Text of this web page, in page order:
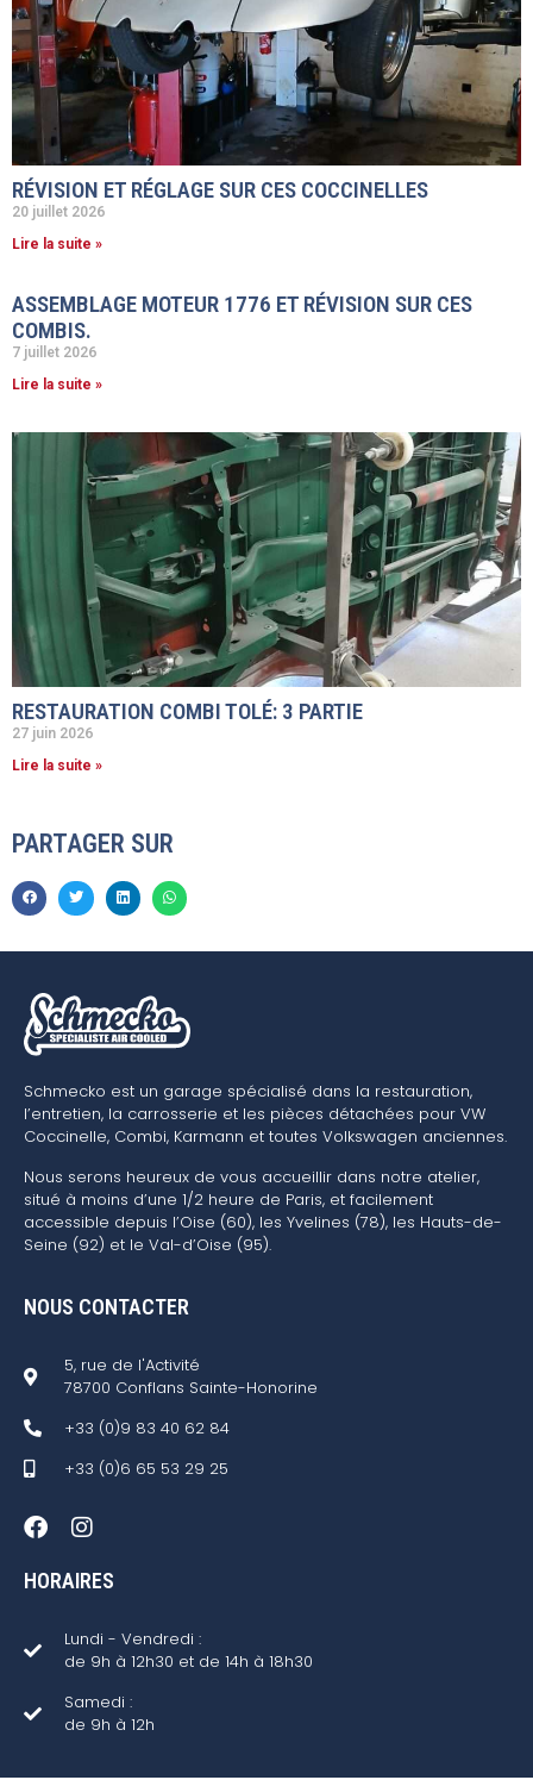
RÉVISION ET RÉGLAGE SUR CES COCCINELLES
20 juillet 2026
Lire la suite »
ASSEMBLAGE MOTEUR 1776 ET RÉVISION SUR CES
COMBIS.
7 juillet 2026
Lire la suite »
RESTAURATION COMBI TOLÉ: 3 PARTIE
27 juin 2026
Lire la suite »
PARTAGER SUR
Schmecko est un garage spécialisé dans la restauration,
l’entretien, la carrosserie et les pièces détachées pour VW
Coccinelle, Combi, Karmann et toutes Volkswagen anciennes.
Nous serons heureux de vous accueillir dans notre atelier,
situé à moins d’une 1/2 heure de Paris, et facilement
accessible depuis l’Oise (60), les Yvelines (78), les Hauts-de-
Seine (92) et le Val-d’Oise (95).
NOUS CONTACTER
5, rue de l'Activité
78700 Conflans Sainte-Honorine
+33 (0)9 83 40 62 84
+33 (0)6 65 53 29 25
HORAIRES
Lundi - Vendredi :
de 9h à 12h30 et de 14h à 18h30
Samedi :
de 9h à 12h